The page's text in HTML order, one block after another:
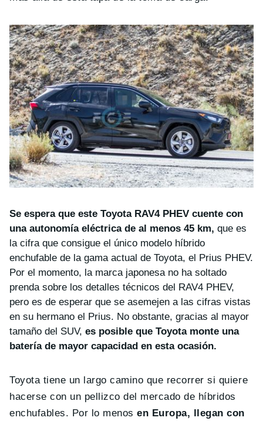
Se espera que este Toyota RAV4 PHEV cuente con
una autonomía eléctrica de al menos 45 km, que es
la cifra que consigue el único modelo híbrido
enchufable de la gama actual de Toyota, el Prius PHEV.
Por el momento, la marca japonesa no ha soltado
prenda sobre los detalles técnicos del RAV4 PHEV,
pero es de esperar que se asemejen a las cifras vistas
en su hermano el Prius. No obstante, gracias al mayor
tamaño del SUV, es posible que Toyota monte una
batería de mayor capacidad en esta ocasión.
Toyota tiene un largo camino que recorrer si quiere
hacerse con un pellizco del mercado de híbridos
enchufables. Por lo menosen Europa, llegan con